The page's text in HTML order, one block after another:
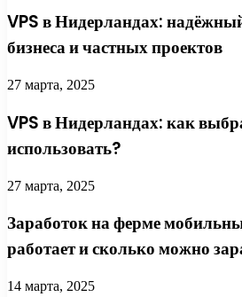
VPS в Нидерландах:
бизнеса и частных проектов
27 марта, 2025
VPS в Нидерландах: как
использовать?
27 марта, 2025
Заработок на ферме
работает и сколько можно
14 марта, 2025